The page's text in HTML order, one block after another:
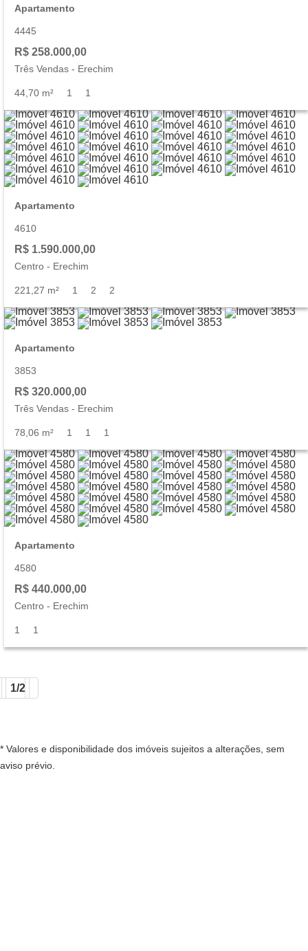
Apartamento
4445
R$ 258.000,00
Três Vendas - Erechim
44,70 m² 1 1
Apartamento
4610
R$ 1.590.000,00
Centro - Erechim
221,27 m² 1 2 2
Apartamento
3853
R$ 320.000,00
Três Vendas - Erechim
78,06 m² 1 1 1
Apartamento
4580
R$ 440.000,00
Centro - Erechim
1 1
1/2
* Valores e disponibilidade dos imóveis sujeitos a alterações, sem
aviso prévio.